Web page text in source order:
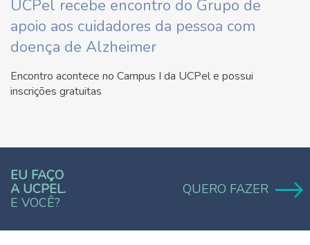
UCPel recebe encontro do Grupo de
apoio aos cuidadores da pessoa com
doença de Alzheimer
Encontro acontece no Campus I da UCPel e possui
inscrições gratuitas
EU FAÇO
A UCPEL.
E VOCÊ?
QUERO FAZER